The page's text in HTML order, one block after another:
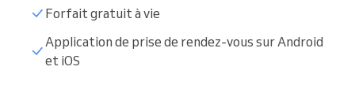
Forfait gratuit à vie
Application de prise de rendez-vous sur Android
et iOS